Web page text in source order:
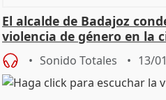
El alcalde de Badajoz
violencia de género en la
Sonido Totales 13/